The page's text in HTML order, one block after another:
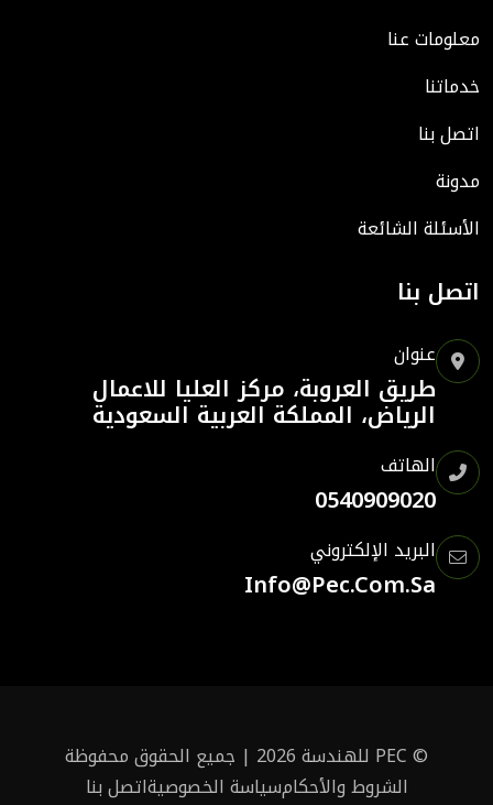
معلومات عنا
خدماتنا
اتصل بنا
مدونة
الأسئلة الشائعة
اتصل بنا
عنوان
طريق العروبة، مركز العليا للاعمال
الرياض، المملكة العربية السعودية
الهاتف
0540909020
البريد الإلكتروني
Info@pec.com.sa
©PEC للهندسة
الشروط والأحكامسياسة الخصوصيةاتصل بنا